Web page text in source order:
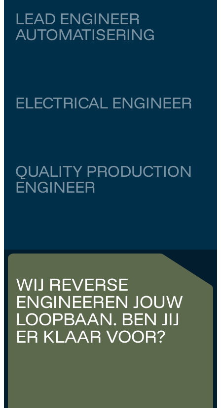
LEAD ENGINEER
AUTOMATISERING
ELECTRICAL ENGINEER
QUALITY PRODUCTION
ENGINEER
WIJ REVERSE
ENGINEEREN JOUW
LOOPBAAN. BEN JIJ
ER KLAAR VOOR?